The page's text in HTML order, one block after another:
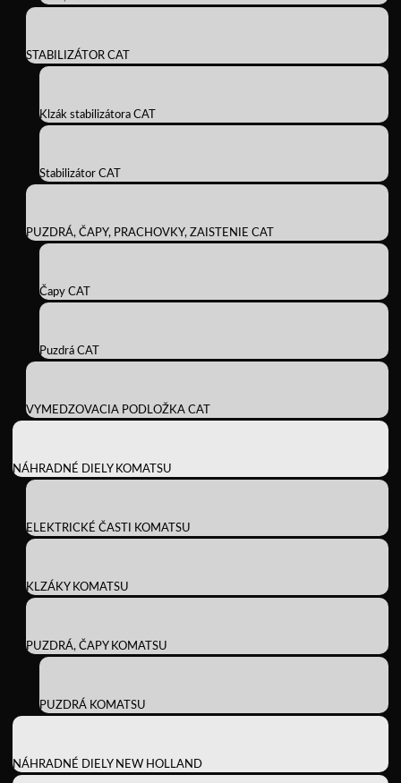
STABILIZÁTOR CAT
Klzák stabilizátora CAT
Stabilizátor CAT
PUZDRÁ, ČAPY, PRACHOVKY, ZAISTENIE CAT
Čapy CAT
Puzdrá CAT
VYMEDZOVACIA PODLOŽKA CAT
NÁHRADNÉ DIELY KOMATSU
ELEKTRICKÉ ČASTI KOMATSU
KLZÁKY KOMATSU
PUZDRÁ, ČAPY KOMATSU
PUZDRÁ KOMATSU
NÁHRADNÉ DIELY NEW HOLLAND